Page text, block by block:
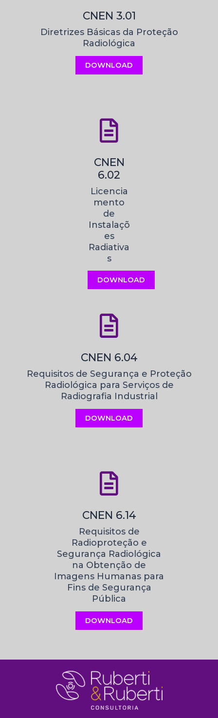
CNEN 3.01
Diretrizes Básicas da Proteção
Radiológica
DOWNLOAD
CNEN
6.02
Licencia
mento
de
Instalaçõ
es
Radiativa
s
DOWNLOAD
CNEN 6.04
Requisitos de Segurança e Proteção
Radiológica para Serviços de
Radiografia Industrial
DOWNLOAD
CNEN 6.14
Requisitos de
Radioproteção e
Segurança Radiológica
na Obtenção de
Imagens Humanas para
Fins de Segurança
Pública
DOWNLOAD